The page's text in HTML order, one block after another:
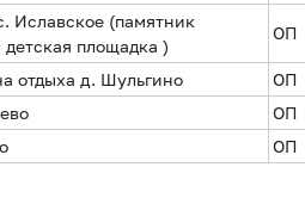
Иславское (памятник
площадка )
ОП
отдыха д. Шульгино
ОП
ОП
ОП